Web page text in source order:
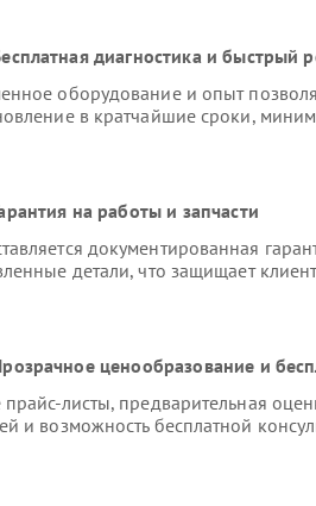
диагностика и быстрый
оборудование и опыт
в кратчайшие сроки,
на работы и запчасти
документированная
детали, что защищает
ценообразование и
листы, предварительная
и возможность бесплатной